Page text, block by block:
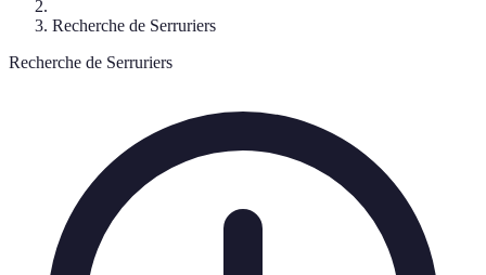
Recherche de Serruriers
Recherche de Serruriers